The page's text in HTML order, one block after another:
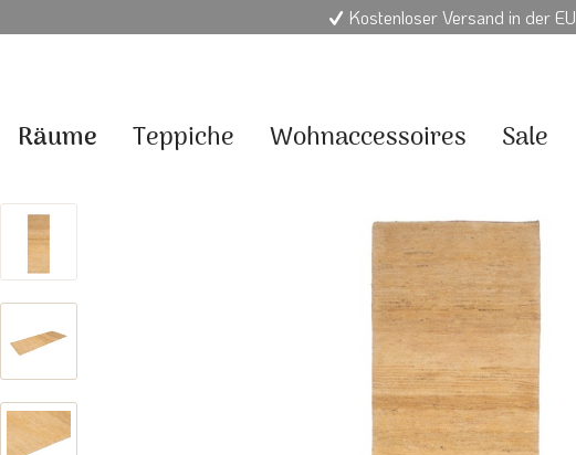
Kostenloser Versand in der EU
Räume Teppiche Wohnaccessoires Sale